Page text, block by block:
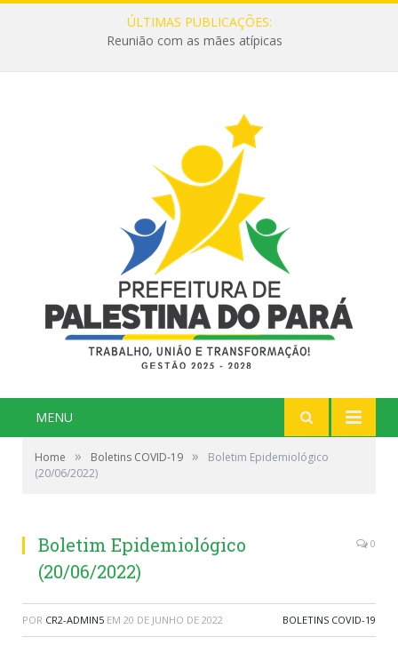
ÚLTIMAS PUBLICAÇÕES:
Reunião com as mães atípicas
MENU
Home » Boletins COVID-19 »
Boletim Epidemiológico
(20/06/2022)
Boletim Epidemiológico
(20/06/2022)
0
POR CR2-ADMIN5 EM 20 DE JUNHO DE 2022 BOLETINS COVID-19